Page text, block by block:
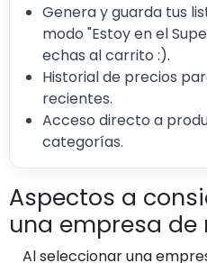
Genera y guarda tus
modo "Estoy en el
echas al carrito :).
Historial de precios
recientes.
Acceso directo a
categorías.
Aspectos a
una empresa de
Al seleccionar una